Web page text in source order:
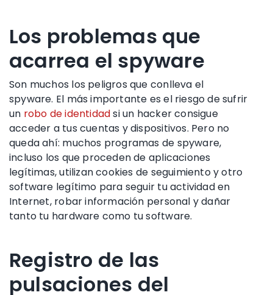
Los problemas que
acarrea el spyware
Son muchos los peligros que conlleva el
spyware. El más importante es el riesgo de sufrir
un robo de identidadsi un hacker consigue
acceder a tus cuentas y dispositivos. Pero no
queda ahí: muchos programas de spyware,
incluso los que proceden de aplicaciones
legítimas, utilizan cookies de seguimiento y otro
software legítimo para seguir tu actividad en
Internet, robar información personal y dañar
tanto tu hardware como tu software.
Registro de las
pulsaciones del